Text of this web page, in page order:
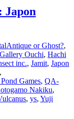
Japon
Antique or Ghost?,
Gallery Ouchi, Hachi
inc., Jamit, Japon
,
Games, QA-
Nakiku,
, ys, Yuji